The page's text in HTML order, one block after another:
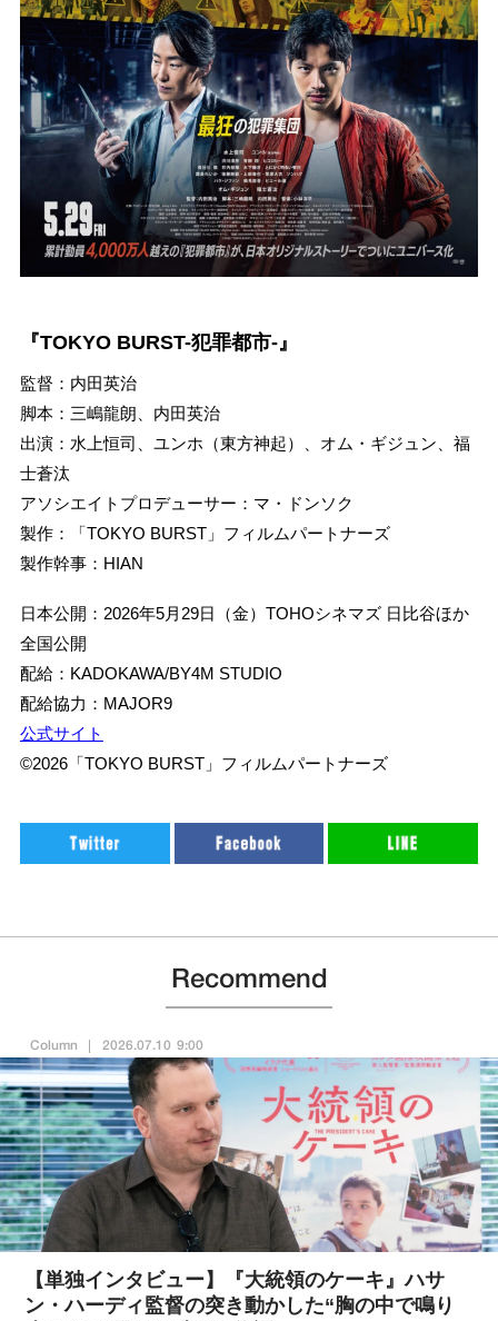
『TOKYO BURST-犯罪都市-』
監督：内田英治
脚本：三嶋龍朗、内田英治
出演：水上恒司、ユンホ（東方神起）、オム・ギジュン、福
士蒼汰
アソシエイトプロデューサー：マ・ドンソク
製作：「TOKYO BURST」フィルムパートナーズ
製作幹事：HIAN
日本公開：2026年5月29日（金）TOHOシネマズ 日比谷ほか
全国公開
配給：KADOKAWA/BY4M STUDIO
配給協力：MAJOR9
公式サイト
©2026「TOKYO BURST」フィルムパートナーズ
Recommend
Column 2026.07.10 9:00
【単独インタビュー】『大統領のケーキ』ハサ
ン・ハーディ監督の突き動かした“胸の中で鳴り